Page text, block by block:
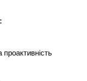
проактивність